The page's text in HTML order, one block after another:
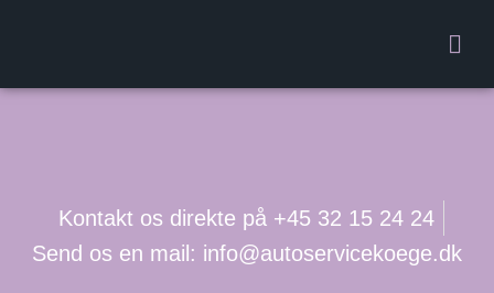
Kontakt os direkte på +45 32 15 24 24
Send os en mail: info@autoservicekoege.dk